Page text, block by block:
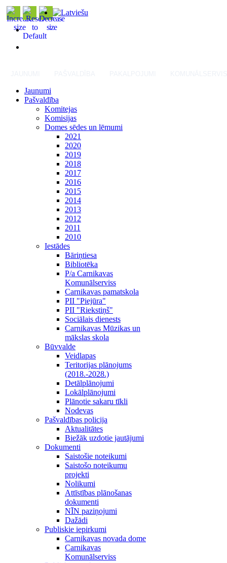
Jaunumi
Pašvaldība
Komitejas
Komisijas
Domes sēdes un lēmumi
2021
2020
2019
2018
2017
2016
2015
2014
2013
2012
2011
2010
Iestādes
Bāriņtiesa
Bibliotēka
P/a Carnikavas
Komunālserviss
Carnikavas pamatskola
PII "Piejūra"
PII "Riekstiņš"
Sociālais dienests
Carnikavas Mūzikas un
mākslas skola
Būvvalde
Veidlapas
Teritorijas plānojums
(2018.-2028.)
Detālplānojumi
Lokālplānojumi
Plānotie sakaru tīkli
Nodevas
Pašvaldības policija
Aktualitātes
Biežāk uzdotie jautājumi
Dokumenti
Saistošie noteikumi
Saistošo noteikumu
projekti
Nolikumi
Attīstības plānošanas
dokumenti
NĪN paziņojumi
Dažādi
Publiskie iepirkumi
Carnikavas novada dome
Carnikavas
Komunālserviss